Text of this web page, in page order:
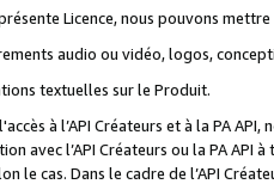
Licence, nous pouvons
audio ou vidéo, logos,
textuelles sur le Produit.
à l’API Créateurs et à la PA
avec l’API Créateurs ou la PA
le cas. Dans le cadre de l’API